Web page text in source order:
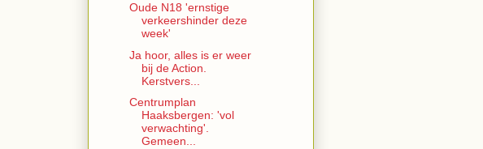
Oude N18 'ernstige
verkeershinder deze
week'
Ja hoor, alles is er weer
bij de Action.
Kerstvers...
Centrumplan
Haaksbergen: 'vol
verwachting'.
Gemeen...